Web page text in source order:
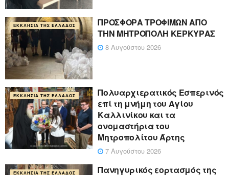
ΕΚΚΛΗΣΊΑ ΤΗΣ ΕΛΛΆΔΟΣ
ΠΡΟΣΦΟΡΑ ΤΡΟΦΙΜΩΝ ΑΠΟ
ΤΗΝ ΜΗΤΡΟΠΟΛΗ ΚΕΡΚΥΡΑΣ
8 Αυγούστου 2026
ΕΚΚΛΗΣΊΑ ΤΗΣ ΕΛΛΆΔΟΣ
Πολυαρχιερατικός Εσπερινός
επί τη μνήμη του Αγίου
Καλλινίκου και τα
ονομαστήρια του
Μητροπολίτου Άρτης
7 Αυγούστου 2026
ΕΚΚΛΗΣΊΑ ΤΗΣ ΕΛΛΆΔΟΣ
Πανηγυρικός εορτασμός της